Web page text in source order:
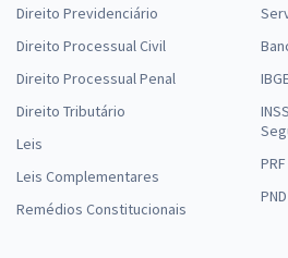
Direito Previdenciário
Direito Processual Civil
Direito Processual Penal
Direito Tributário
Leis
Leis Complementares
Remédios Constitucionais
PND